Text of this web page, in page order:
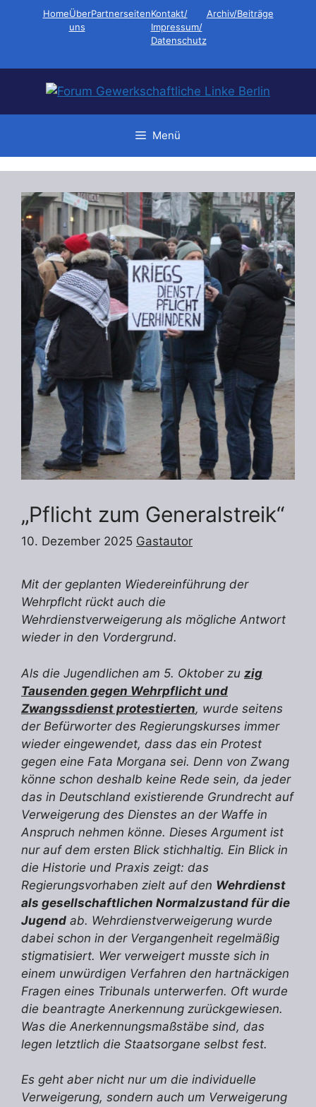
HomeÜber
uns
PartnerseitenKontakt/
Impressum/
Datenschutz
Archiv/Beiträge
Menü
„Pflicht zum Generalstreik“
10. Dezember 2025 Gastautor
Mit der geplanten Wiedereinführung der
Wehrpflcht rückt auch die
Wehrdienstverweigerung als mögliche Antwort
wieder in den Vordergrund.
Als die Jugendlichen am 5. Oktober zu zig
Tausenden gegen Wehrpflicht und
Zwangssdienst protestierten, wurde seitens
der Befürworter des Regierungskurses immer
wieder eingewendet, dass das ein Protest
gegen eine Fata Morgana sei. Denn von Zwang
könne schon deshalb keine Rede sein, da jeder
das in Deutschland existierende Grundrecht auf
Verweigerung des Dienstes an der Waffe in
Anspruch nehmen könne. Dieses Argument ist
nur auf dem ersten Blick stichhaltig. Ein Blick in
die Historie und Praxis zeigt: das
Regierungsvorhaben zielt auf den Wehrdienst
als gesellschaftlichen Normalzustand für die
Jugend ab. Wehrdienstverweigerung wurde
dabei schon in der Vergangenheit regelmäßig
stigmatisiert. Wer verweigert musste sich in
einem unwürdigen Verfahren den hartnäckigen
Fragen eines Tribunals unterwerfen. Oft wurde
die beantragte Anerkennung zurückgewiesen.
Was die Anerkennungsmaßstäbe sind, das
legen letztlich die Staatsorgane selbst fest.
Es geht aber nicht nur um die individuelle
Verweigerung, sondern auch um Verweigerung